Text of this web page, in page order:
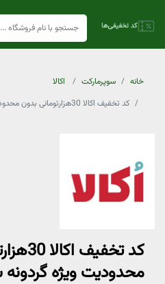
خانه سوپرمارکت
اکالا
کد تخفیف اکالا 30هزارتومانی بدون محدودیت ویژه گردونه شانس تخفیف هات
کد
محدودیت ویژه